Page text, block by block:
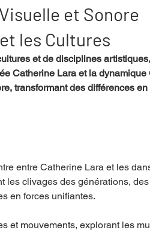
de coeur Instructif
Cirque Interview
et Sonore
les Cultures
et de disciplines
Catherine Lara et la dynamique
transformant des différences
entre Catherine Lara et les
les clivages des générations,
en forces unifiantes.
et mouvements, explorant les